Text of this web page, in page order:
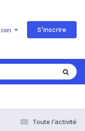
S’inscrire
Toute l’activité